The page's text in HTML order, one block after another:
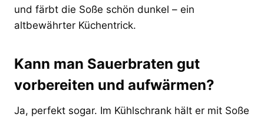
und färbt die Soße schön dunkel – ein
altbewährter Küchentrick.
Kann man Sauerbraten gut
vorbereiten und aufwärmen?
Ja, perfekt sogar. Im Kühlschrank hält er mit Soße